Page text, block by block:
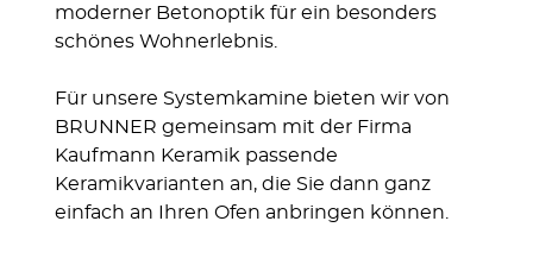
moderner Beton­optik für ein beson­ders
schönes Wohn­erlebnis.
Für unsere Systemkamine bieten wir von
BRUNNER gemeinsam mit der Firma
Kaufmann Keramik passende
Keramikvarianten an, die Sie dann ganz
einfach an Ihren Ofen anbringen können.